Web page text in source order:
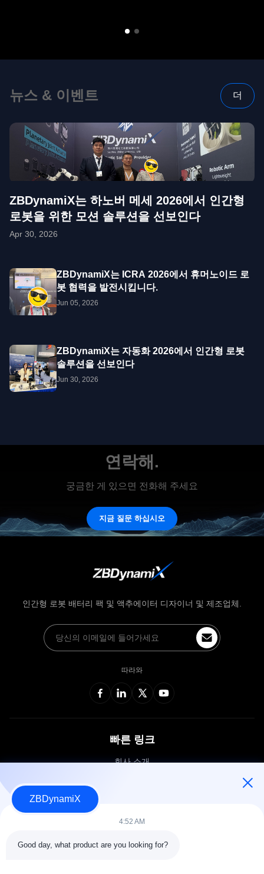
뉴스 & 이벤트 더
ZBDynamiX는 하노버 메세 2026에서 인간형
로봇을 위한 모션 솔루션을 선보인다
Apr 30, 2026
ZBDynamiX는 ICRA 2026에서 휴머노이드 로
봇 협력을 발전시킵니다.
Jun 05, 2026
ZBDynamiX는 자동화 2026에서 인간형 로봇
솔루션을 선보인다
Jun 30, 2026
연락해.
궁금한 게 있으면 전화해 주세요
지금 질문 하십시오
인간형 로봇 배터리 팩 및 액추에이터 디자이너 및 제조업체.
따라와
빠른 링크
회사 소개
© 2026 ZBDynamiX Co., Ltd.. . 판권 소유..
ZBDynamiX
4:52 AM
Good day, what product are you looking for?